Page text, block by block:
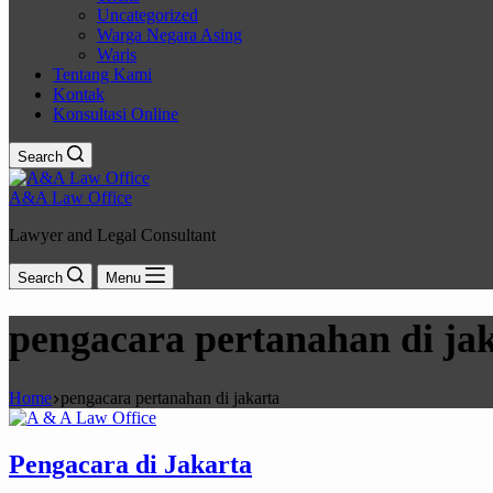
Uncategorized
Warga Negara Asing
Waris
Tentang Kami
Kontak
Konsultasi Online
Search
A&A Law Office
Lawyer and Legal Consultant
Search Menu
pengacara pertanahan di
Home pengacara pertanahan di jakarta
Pengacara di Jakarta